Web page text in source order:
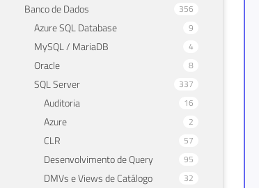
Banco de Dados 356
Azure SQL Database 9
MySQL / MariaDB 4
Oracle 8
SQL Server 337
Auditoria 16
Azure 2
CLR 57
Desenvolvimento de Query 95
DMVs e Views de Catálogo 32